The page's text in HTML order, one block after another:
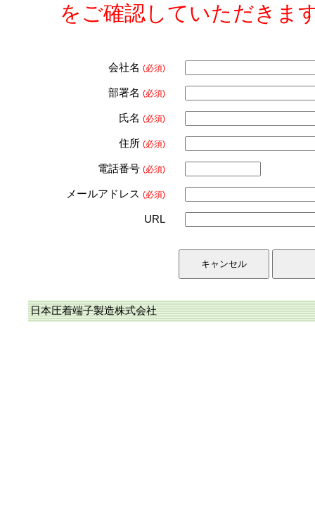
をご確認していただきま
会社名 (必須)
部署名 (必須)
氏名 (必須)
住所 (必須)
電話番号 (必須)
メールアドレス (必須)
URL
日本圧着端子製造株式会社